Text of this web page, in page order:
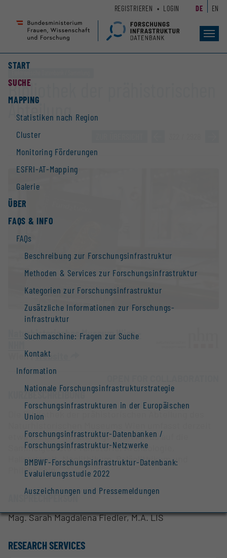
Seiteninhalt
Accesskey
Hauptnavigation
Accesskey
START
SUCHE
MAPPING
Statistiken nach Region
Cluster
Monitoring Förderungen
ESFRI-AT-Mapping
Galerie
ÜBER
FAQS & INFO
FAQs
Beschreibung zur Forschungs­infrastruktur
Methoden & Services zur Forschungs­infrastruktur
Kategorien zur Forschungs­infrastruktur
Zusätzliche Informationen zur Forschungs­
infrastruktur
Suchmaschine: Fragen zur Suche
Kontakt
Information
Nationale Forschungs­infrastruktur­strategie
Forschungs­infrastrukturen in der Europäischen
Union
Forschungs­infrastruktur-Datenbanken /
Forschungs­infrastruktur-Netzwerke
BMBWF-Forschungsinfrastruktur-Datenbank:
Evaluierungsstudie 2022
Auszeichnungen und Pressemeldungen
REGISTRIEREN LOGIN DE EN
Bibliothek der prähistorischen
Abteilung
Naturhistorisches Museum Wien -
Wien |Website
KURZBESCHREIBUNG
Die Bibliothek der prähis­to­ri­schen Abteilung des
etwa 15.000 Titel und legt ihren Fokus auf die
Sammelgebiete Prähistorie, Archäologie,
Hallstattzeit, Neolithikum, Paläolithikum und
Philosophie.
ANSPRECHPERSON
Mag. Sarah Magdalena Fiedler, M.A. LIS
RESEARCH SERVICES